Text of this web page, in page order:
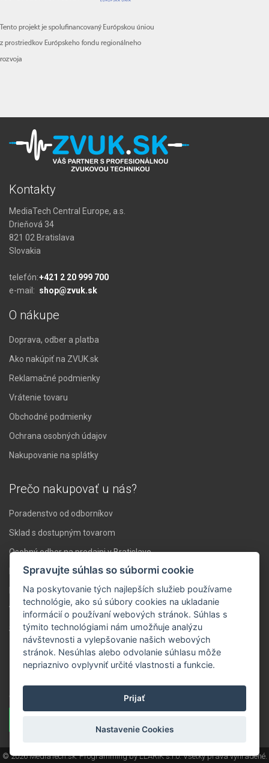
Kontakty
MediaTech Central Europe, a.s.
Drieňová 34
821 02 Bratislava
Slovakia
telefón:+421 2 20 999 700
e-mail: shop@zvuk.sk
O nákupe
Doprava, odber a platba
Ako nakúpiť na ZVUK.sk
Reklamačné podmienky
Vrátenie tovaru
Obchodné podmienky
Ochrana osobných údajov
Nakupovanie na splátky
Prečo nakupovať u nás?
Poradenstvo od odborníkov
Sklad s dostupným tovarom
Osobný odber na predajni v Bratislave
Doprava nad 119 € zadarmo
Expresné doručenie do 24 hodín
Vlastné servisné stredisko
Stabilita a skúsenosti
Novinky ZVUK.sk
Zaregistrujte sa a dostávajte správy o novinkách a akciách na Váš
© 2026 MediaTech.sk. Programming byLLARIK s.r.o. Všetky práva vyhradené.
Spravujte súhlas so súbormi cookie
Na poskytovanie tých najlepších služieb používame
technológie, ako sú súbory cookies na ukladanie
informácií o používaní webových stránok. Súhlas s
týmito technológiami nám umožňuje analýzu
návštevnosti a vylepšovanie našich webových
stránok. Nesúhlas alebo odvolanie súhlasu môže
nepriaznivo ovplyvniť určité vlastnosti a funkcie.
Prijať
Nastavenie Cookies